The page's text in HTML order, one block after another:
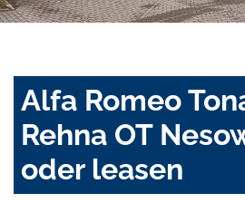
Alfa Romeo
Rehna OT
oder leasen